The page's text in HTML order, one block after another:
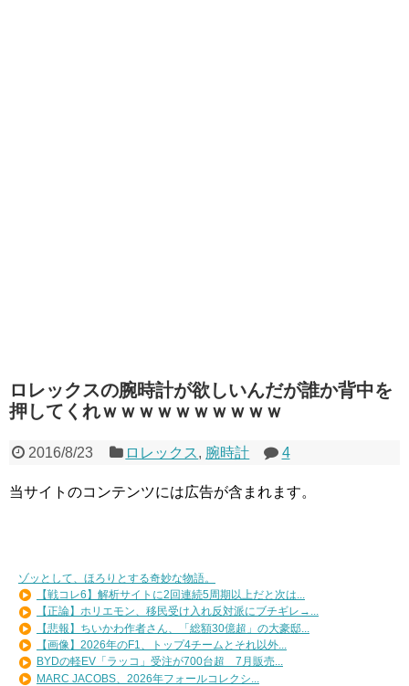
ロレックスの腕時計が欲しいんだが誰か背中を
押してくれｗｗｗｗｗｗｗｗｗｗ
2016/8/23 ロレックス, 腕時計 4
当サイトのコンテンツには広告が含まれます。
ゾッとして、ほろりとする奇妙な物語。
【戦コレ6】解析サイトに2回連続5周期以上だと次は...
【正論】ホリエモン、移民受け入れ反対派にブチギレ→...
【悲報】ちいかわ作者さん、「総額30億超」の大豪邸...
【画像】2026年のF1、トップ4チームとそれ以外...
BYDの軽EV「ラッコ」受注が700台超 7月販売...
MARC JACOBS、2026年フォールコレクシ...